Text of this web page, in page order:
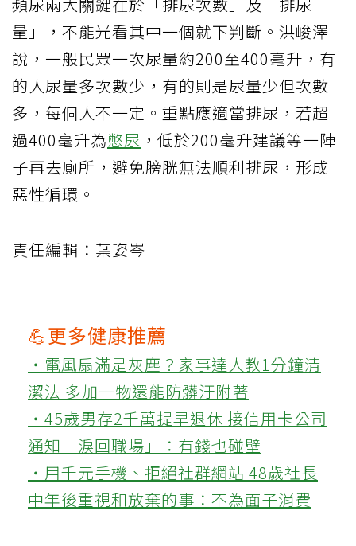
量」，不能光看其中一個就下判斷。洪峻澤
說，一般民眾一次尿量約200至400毫升，有
的人尿量多次數少，有的則是尿量少但次數
多，每個人不一定。重點應適當排尿，若超
過400毫升為憋尿 ，低於200毫升建議等一陣
子再去廁所，避免膀胱無法順利排尿，形成
惡性循環。
責任編輯：葉姿岑
💪更多健康推薦
‧電風扇滿是灰塵？家事達人教1分鐘清
潔法 多加一物還能防髒汙附著
‧45歲男存2千萬提早退休 接信用卡公司
通知「淚回職場」：有錢也碰壁
‧用千元手機、拒絕社群網站 48歲社長
中年後重視和放棄的事：不為面子消費